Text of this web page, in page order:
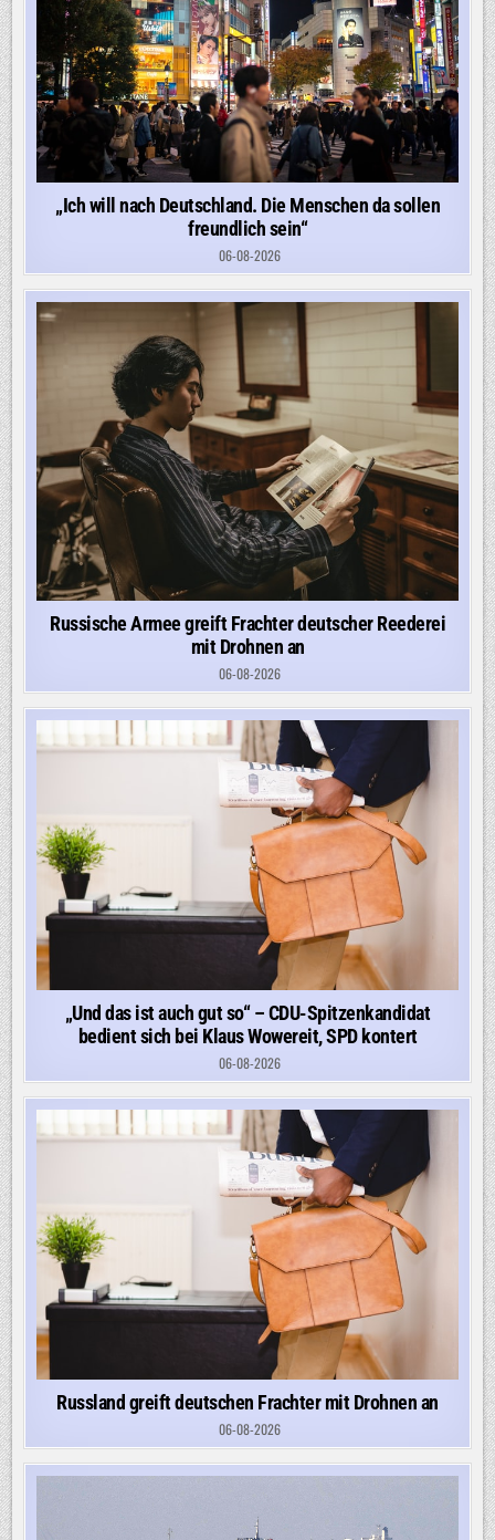
„Ich will nach Deutschland. Die Menschen da sollen
freundlich sein“
06-08-2026
Russische Armee greift Frachter deutscher Reederei
mit Drohnen an
06-08-2026
„Und das ist auch gut so“ – CDU-Spitzenkandidat
bedient sich bei Klaus Wowereit, SPD kontert
06-08-2026
Russland greift deutschen Frachter mit Drohnen an
06-08-2026